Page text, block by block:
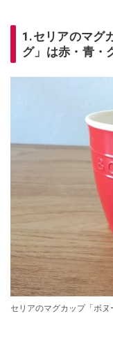
1.セリアのマグ
グ」は赤・青・
セリアのマグカップ「ボヌ